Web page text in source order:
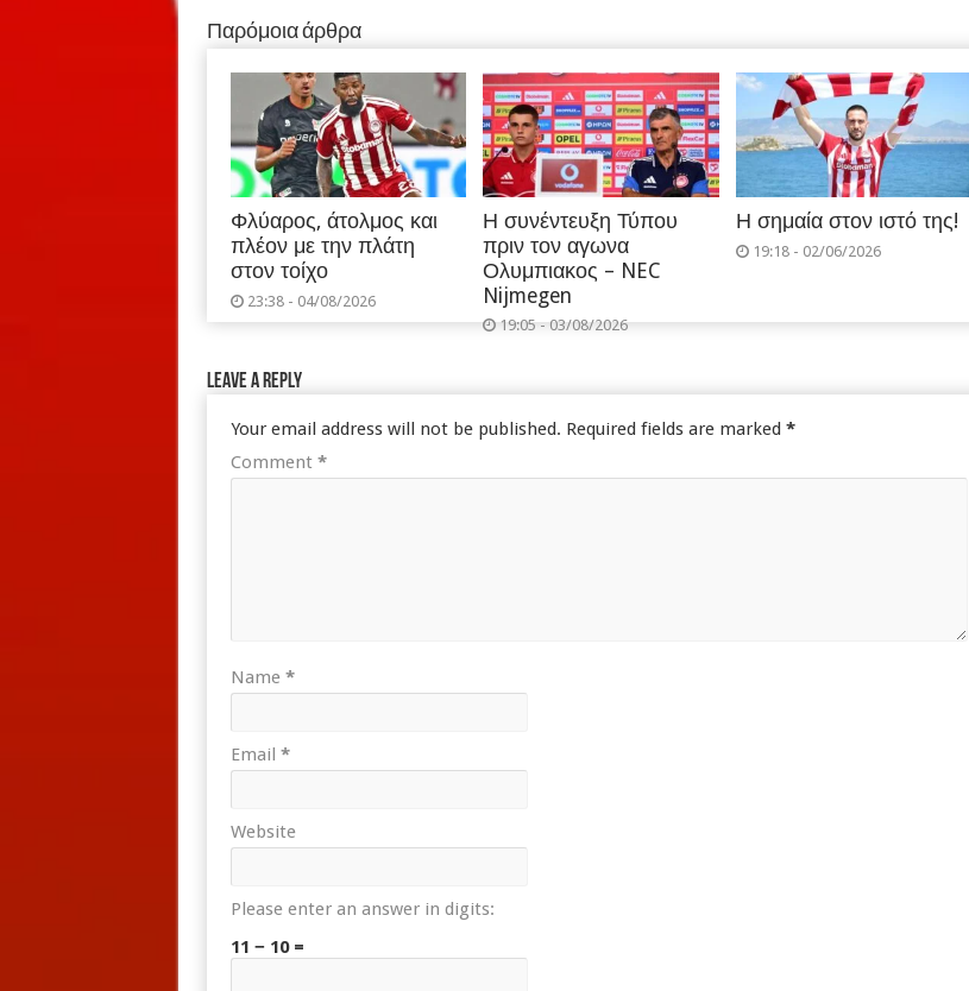
Παρόμοια άρθρα
Φλύαρος, άτολμος και
πλέον με την πλάτη
στον τοίχο
23:38 - 04/08/2026
Η συνέντευξη Τύπου
πριν τον αγωνα
Ολυμπιακος – NEC
Nijmegen
19:05 - 03/08/2026
Η σημαία στον ιστό της!
19:18 - 02/06/2026
Leave a Reply
Your email address will not be published. Required fields are marked *
Comment *
Name *
Email *
Website
Please enter an answer in digits:
11 − 10 =